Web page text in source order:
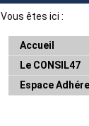
Vous êtes ici :
Accueil
Le CONSIL47
Espace